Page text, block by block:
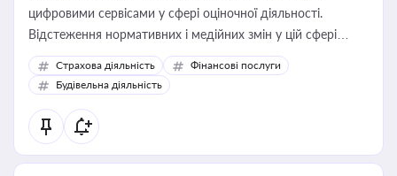
цифровими сервісами у сфері оціночної діяльності.
Відстеження нормативних і медійних змін у цій сфері
корисне для власника бізнесу, керівника, юриста або
бухгалтера під час оподаткування, приватизації, оренди
державного майна, корпоративних угод і перевірки
статусу суб'єктів оціночної діяльності
Страхова діяльність
Фінансові послуги
Будівельна діяльність